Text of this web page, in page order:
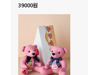
39000원